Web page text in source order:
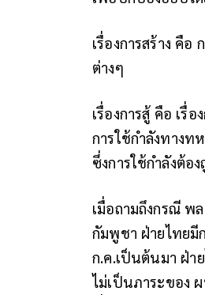
เรื่องการสร้าง คื
ต่างๆ
เรื่องการสู้ คือ เรื่
การใช้กำลังทางท
ซึ่งการใช้กำลังต้อ
เมื่อถามถึงกรณี พ
กัมพูชา ฝ่ายไทยมี
ก.ค.เป็นต้นมา ฝ่า
ไม่เป็นภาระของ